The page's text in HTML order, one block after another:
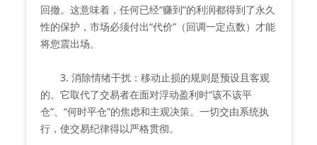
回撤。这意味着，任何已经“赚到”的利润都得到了永久
性的保护，市场必须付出“代价”（回调一定点数）才能
将您震出场。
3. 消除情绪干扰：移动止损的规则是预设且客观
的。它取代了交易者在面对浮动盈利时“该不该平
仓”、“何时平仓”的焦虑和主观决策。一切交由系统执
行，使交易纪律得以严格贯彻。